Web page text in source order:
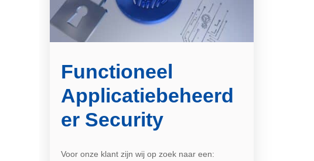
Functioneel
Applicatiebeheerd
er Security
Voor onze klant zijn wij op zoek naar een: